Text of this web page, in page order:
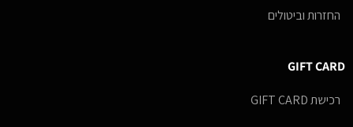
החזרות וביטולים
GIFT CARD
רכישת GIFT CARD